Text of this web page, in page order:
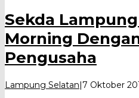
Sekda
Morning
Pengusaha
Lampung Selatan|7 Oktober